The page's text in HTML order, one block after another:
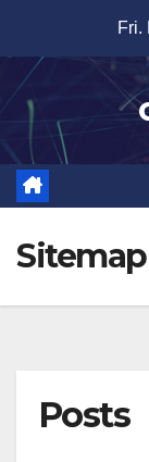
content
Fri.
Sitemap
Posts